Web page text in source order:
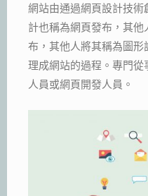
網站由通過網頁設計技
計也稱為網頁發布，其
布，其他人將其稱為圖
理成網站的過程。專門
人員或網頁開發人員。